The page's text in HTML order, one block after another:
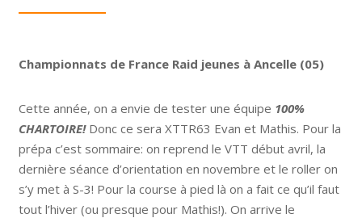
Championnats de France Raid jeunes à Ancelle (05)
Cette année, on a envie de tester une équipe 100%
CHARTOIRE! Donc ce sera XTTR63 Evan et Mathis. Pour la
prépa c’est sommaire: on reprend le VTT début avril, la
dernière séance d’orientation en novembre et le roller on
s’y met à S-3! Pour la course à pied là on a fait ce qu’il faut
tout l’hiver (ou presque pour Mathis!). On arrive le